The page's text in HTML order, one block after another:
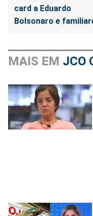
card a Eduardo
Bolsonaro e
MAIS EM JCO